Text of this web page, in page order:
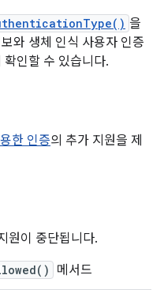
을
와 생체 인식 사용자 인증
인할 수 있습니다.
한 인증의 추가 지원을 제
원이 중단됩니다.
메서드